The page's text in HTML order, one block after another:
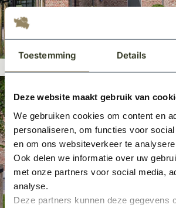
Toestemming Details
Deze website maakt gebruik van
We gebruiken cookies om content en
personaliseren, om functies voor
en om ons websiteverkeer te
Ook delen we informatie over uw
met onze partners voor social media,
analyse.
Deze partners kunnen deze gegevens